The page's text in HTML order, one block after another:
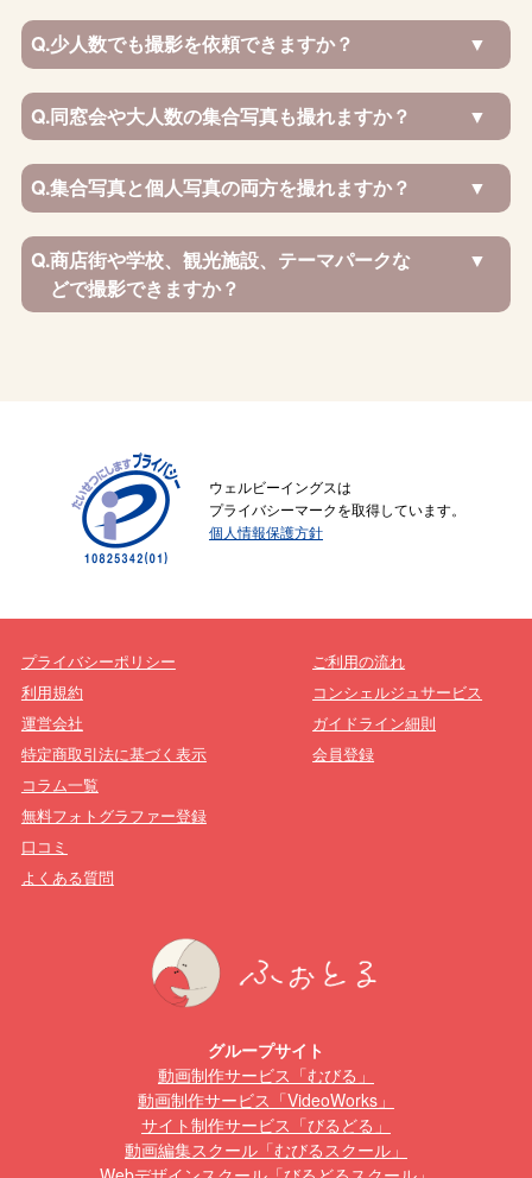
Q.少人数でも撮影を依頼できますか？
Q.同窓会や大人数の集合写真も撮れますか？
Q.集合写真と個人写真の両方を撮れますか？
Q.商店街や学校、観光施設、テーマパークな
どで撮影できますか？
ウェルビーイングスは
プライバシーマークを取得しています。
個人情報保護方針
プライバシーポリシー
利用規約
運営会社
特定商取引法に基づく表示
ご利用の流れ
コンシェルジュサービス
ガイドライン細則
会員登録
コラム一覧
無料フォトグラファー登録
口コミ
よくある質問
グループサイト
動画制作サービス「むびる」
動画制作サービス「VideoWorks」
サイト制作サービス「びるどる」
動画編集スクール「むびるスクール」